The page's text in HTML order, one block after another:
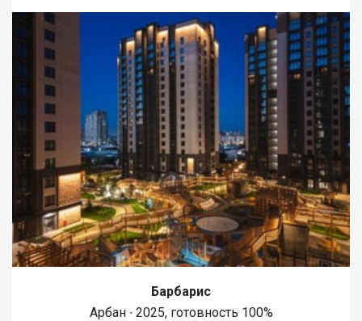
Барбарис
Арбан ∙ 2025, готовность 100%